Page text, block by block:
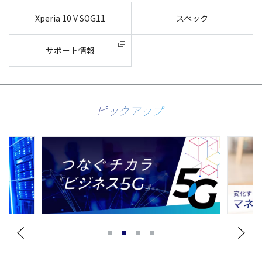
Xperia 10 V SOG11 スペック
サポート情報
ピックアップ